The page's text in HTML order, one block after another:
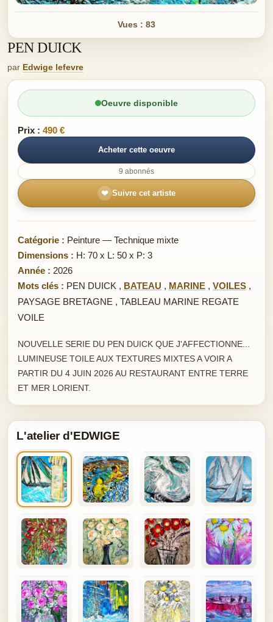
Vues : 83
PEN DUICK
par Edwige lefevre
Oeuvre disponible
Prix : 490 €
Acheter cette oeuvre
9 abonnés
❤ Suivre cet artiste
Catégorie : Peinture — Technique mixte
Dimensions : H: 70 x L: 50 x P: 3
Année : 2026
Mots clés : PEN DUICK , BATEAU , MARINE , VOILES ,
PAYSAGE BRETAGNE , TABLEAU MARINE REGATE
VOILE
NOUVELLE SERIE DU PEN DUICK QUE J'AFFECTIONNE...
LUMINEUSE TOILE AUX TEXTURES MIXTES A VOIR A
PARTIR DU 4 JUIN 2026 AU RESTAURANT ENTRE TERRE
ET MER LORIENT.
L'atelier d'EDWIGE